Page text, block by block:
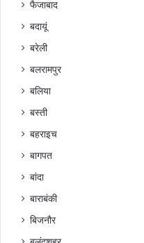
फैजाबाद
बदायूं
बरेली
बलरामपुर
बलिया
बस्ती
बहराइच
बागपत
बांदा
बाराबंकी
बिजनौर